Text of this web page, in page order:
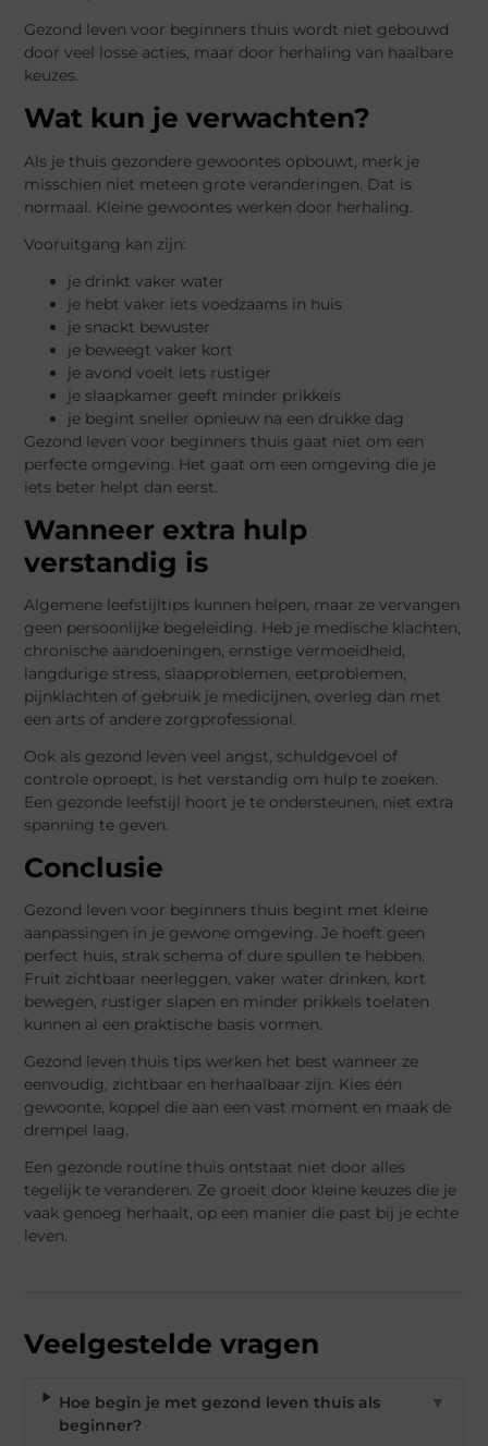
Gezond leven voor beginners thuis wordt niet gebouwd
door veel losse acties, maar door herhaling van haalbare
keuzes.
Wat kun je verwachten?
Als je thuis gezondere gewoontes opbouwt, merk je
misschien niet meteen grote veranderingen. Dat is
normaal. Kleine gewoontes werken door herhaling.
Vooruitgang kan zijn:
je drinkt vaker water
je hebt vaker iets voedzaams in huis
je snackt bewuster
je beweegt vaker kort
je avond voelt iets rustiger
je slaapkamer geeft minder prikkels
je begint sneller opnieuw na een drukke dag
Gezond leven voor beginners thuis gaat niet om een
perfecte omgeving. Het gaat om een omgeving die je
iets beter helpt dan eerst.
Wanneer extra hulp
verstandig is
Algemene leefstijltips kunnen helpen, maar ze vervangen
geen persoonlijke begeleiding. Heb je medische klachten,
chronische aandoeningen, ernstige vermoeidheid,
langdurige stress, slaapproblemen, eetproblemen,
pijnklachten of gebruik je medicijnen, overleg dan met
een arts of andere zorgprofessional.
Ook als gezond leven veel angst, schuldgevoel of
controle oproept, is het verstandig om hulp te zoeken.
Een gezonde leefstijl hoort je te ondersteunen, niet extra
spanning te geven.
Conclusie
Gezond leven voor beginners thuis begint met kleine
aanpassingen in je gewone omgeving. Je hoeft geen
perfect huis, strak schema of dure spullen te hebben.
Fruit zichtbaar neerleggen, vaker water drinken, kort
bewegen, rustiger slapen en minder prikkels toelaten
kunnen al een praktische basis vormen.
Gezond leven thuis tips werken het best wanneer ze
eenvoudig, zichtbaar en herhaalbaar zijn. Kies één
gewoonte, koppel die aan een vast moment en maak de
drempel laag.
Een gezonde routine thuis ontstaat niet door alles
tegelijk te veranderen. Ze groeit door kleine keuzes die je
vaak genoeg herhaalt, op een manier die past bij je echte
leven.
Veelgestelde vragen
Hoe begin je met gezond leven thuis als
beginner?
▼